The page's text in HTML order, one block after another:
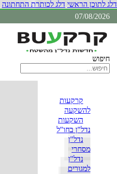
דלג לתוכן הראשי דלג לכותרת התחתונה
07/08/2026
חיפוש
קרקעות
להשקעה
השקעות
נדל"ן בחו"ל
נדל"ן
מסחרי
נדל"ן
למגורים